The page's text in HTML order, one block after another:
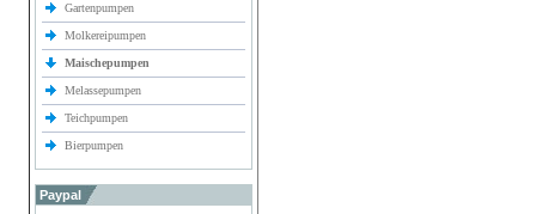
Gartenpumpen
Molkereipumpen
Maischepumpen
Melassepumpen
Teichpumpen
Bierpumpen
Paypal